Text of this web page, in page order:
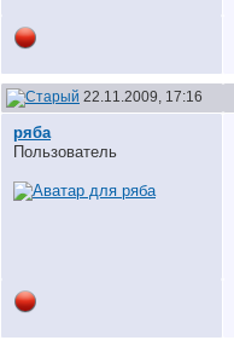
22.11.2009, 17:16
ряба
Пользователь